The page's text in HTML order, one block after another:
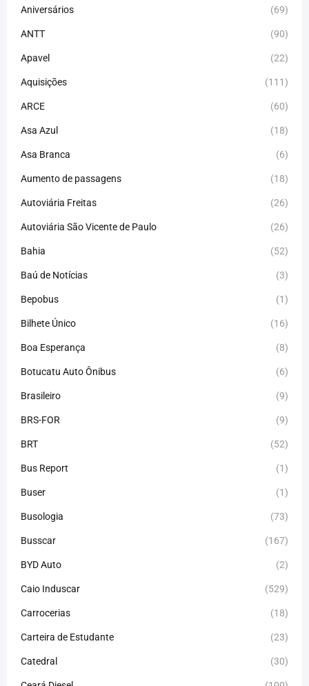
Aniversários (69)
ANTT (90)
Apavel (22)
Aquisições (111)
ARCE (60)
Asa Azul (18)
Asa Branca (6)
Aumento de passagens (18)
Autoviária Freitas (26)
Autoviária São Vicente de Paulo (26)
Bahia (52)
Baú de Notícias (3)
Bepobus (1)
Bilhete Único (16)
Boa Esperança (8)
Botucatu Auto Ônibus (6)
Brasileiro (9)
BRS-FOR (9)
BRT (52)
Bus Report (1)
Buser (1)
Busologia (73)
Busscar (167)
BYD Auto (2)
Caio Induscar (529)
Carrocerias (18)
Carteira de Estudante (23)
Catedral (30)